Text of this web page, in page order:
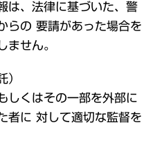
は、法律に基づいた、警
らの 要請があった場合を
ません。
）
しくはその一部を外部に
者に 対して適切な監督を